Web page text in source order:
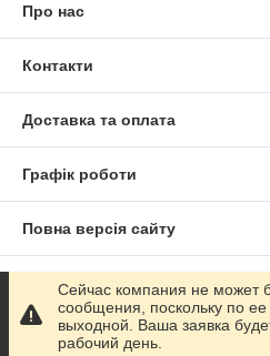
Про нас
Контакти
Доставка та оплата
Графік роботи
Повна версія сайту
Сайт створено на маркетплейсі
Політика конфіденційності
Сейчас компания не может
сообщения, поскольку по
выходной. Ваша заявка
рабочий день.